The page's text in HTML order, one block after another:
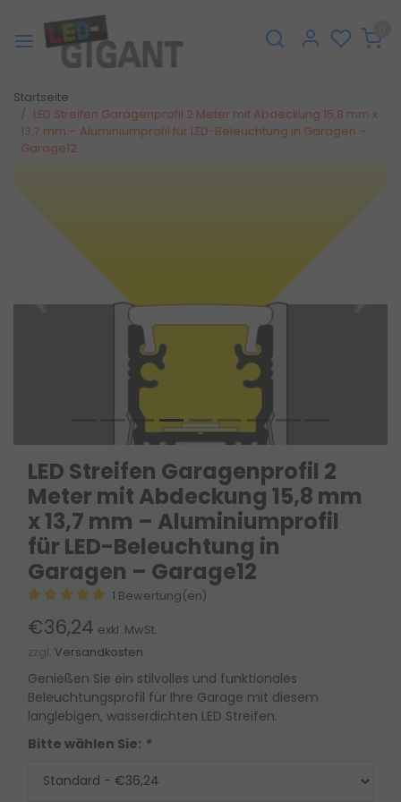
Startseite
LED Streifen Garagenprofil 2 Meter mit Abdeckung 15,8 mm x
13,7 mm – Aluminiumprofil für LED-Beleuchtung in Garagen –
Garage12
LED Streifen Garagenprofil 2
Meter mit Abdeckung 15,8 mm
x 13,7 mm – Aluminiumprofil
für LED-Beleuchtung in
Garagen – Garage12
1 Bewertung(en)
€36,24 exkl. MwSt.
zzgl. Versandkosten
Genießen Sie ein stilvolles und funktionales
Beleuchtungsprofil für Ihre Garage mit diesem
langlebigen, wasserdichten LED Streifen.
Bitte wählen Sie: *